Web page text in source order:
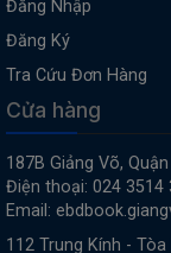
Đăng Nhập
Đăng Ký
Tra Cứu Đơn Hàng
Cửa hàng
187B Giảng Võ,
Điện thoại: 024 3514
Email:
112 Trung Kính - Tòa